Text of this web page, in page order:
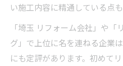
い施工内容に精通している点も
「埼玉 リフォーム会社」や
グ」で上位に名を連ねる企業
にも定評があります。初めて